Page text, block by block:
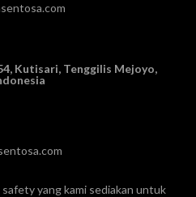
Kutisari, Tenggilis Mejoyo,
yang kami sediakan untuk